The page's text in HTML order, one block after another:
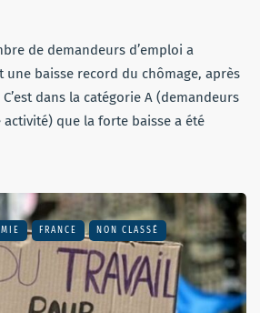
de demandeurs d’emploi a
une baisse record du chômage, après
dans la catégorie A (demandeurs
activité) que la forte baisse a été
FRANCE NON CLASSÉ